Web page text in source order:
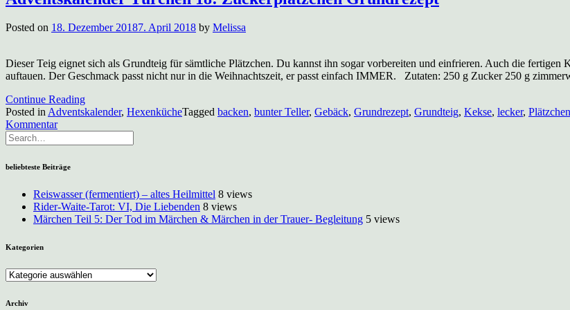
Posted on 18. Dezember 20187. April 2018 by Melissa
Dieser Teig eignet sich als Grundteig für sämtliche Plätzchen. Du kannst ihn sogar vorbereiten und einfrieren. Auch die
auftauen. Der Geschmack passt nicht nur in die Weihnachtszeit, er passt einfach IMMER. Zutaten: 250 g Zucker 250 g
Continue Reading
Posted inAdventskalender, HexenkücheTagged backen, bunter Teller, Gebäck, Grundrezept, Grundteig, Kekse, lecker, Plätzchen
Kommentarzu
Türchen
18:
Zuckerplätzchen
beliebteste Beiträge
Reiswasser (fermentiert) – altes Heilmittel 8 views
Rider-Waite-Tarot: VI, Die Liebenden 8 views
Märchen Teil 5: Der Tod im Märchen & Märchen in der Trauer- Begleitung 5 views
Kategorien
Kategorien
Archiv